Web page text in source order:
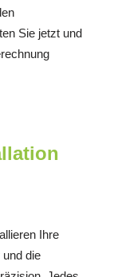
Sie jetzt und
Ihre
die